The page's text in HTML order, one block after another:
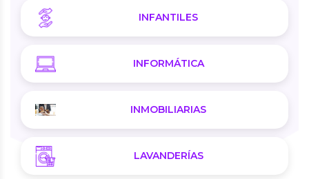
INFANTILES
INFORMÁTICA
INMOBILIARIAS
LAVANDERÍAS